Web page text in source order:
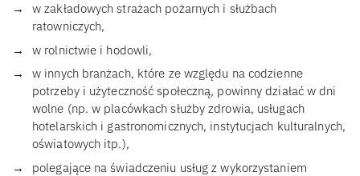
w zakładowych strażach pożarnych i służbach
ratowniczych,
w rolnictwie i hodowli,
w innych branżach, które ze względu na codzienne
potrzeby i użyteczność społeczną, powinny działać w dni
wolne (np. w placówkach służby zdrowia, usługach
hotelarskich i gastronomicznych, instytucjach kulturalnych,
oświatowych itp.),
polegające na świadczeniu usług z wykorzystaniem